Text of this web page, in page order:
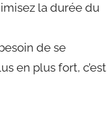
la durée du
de se
en plus fort, c’est